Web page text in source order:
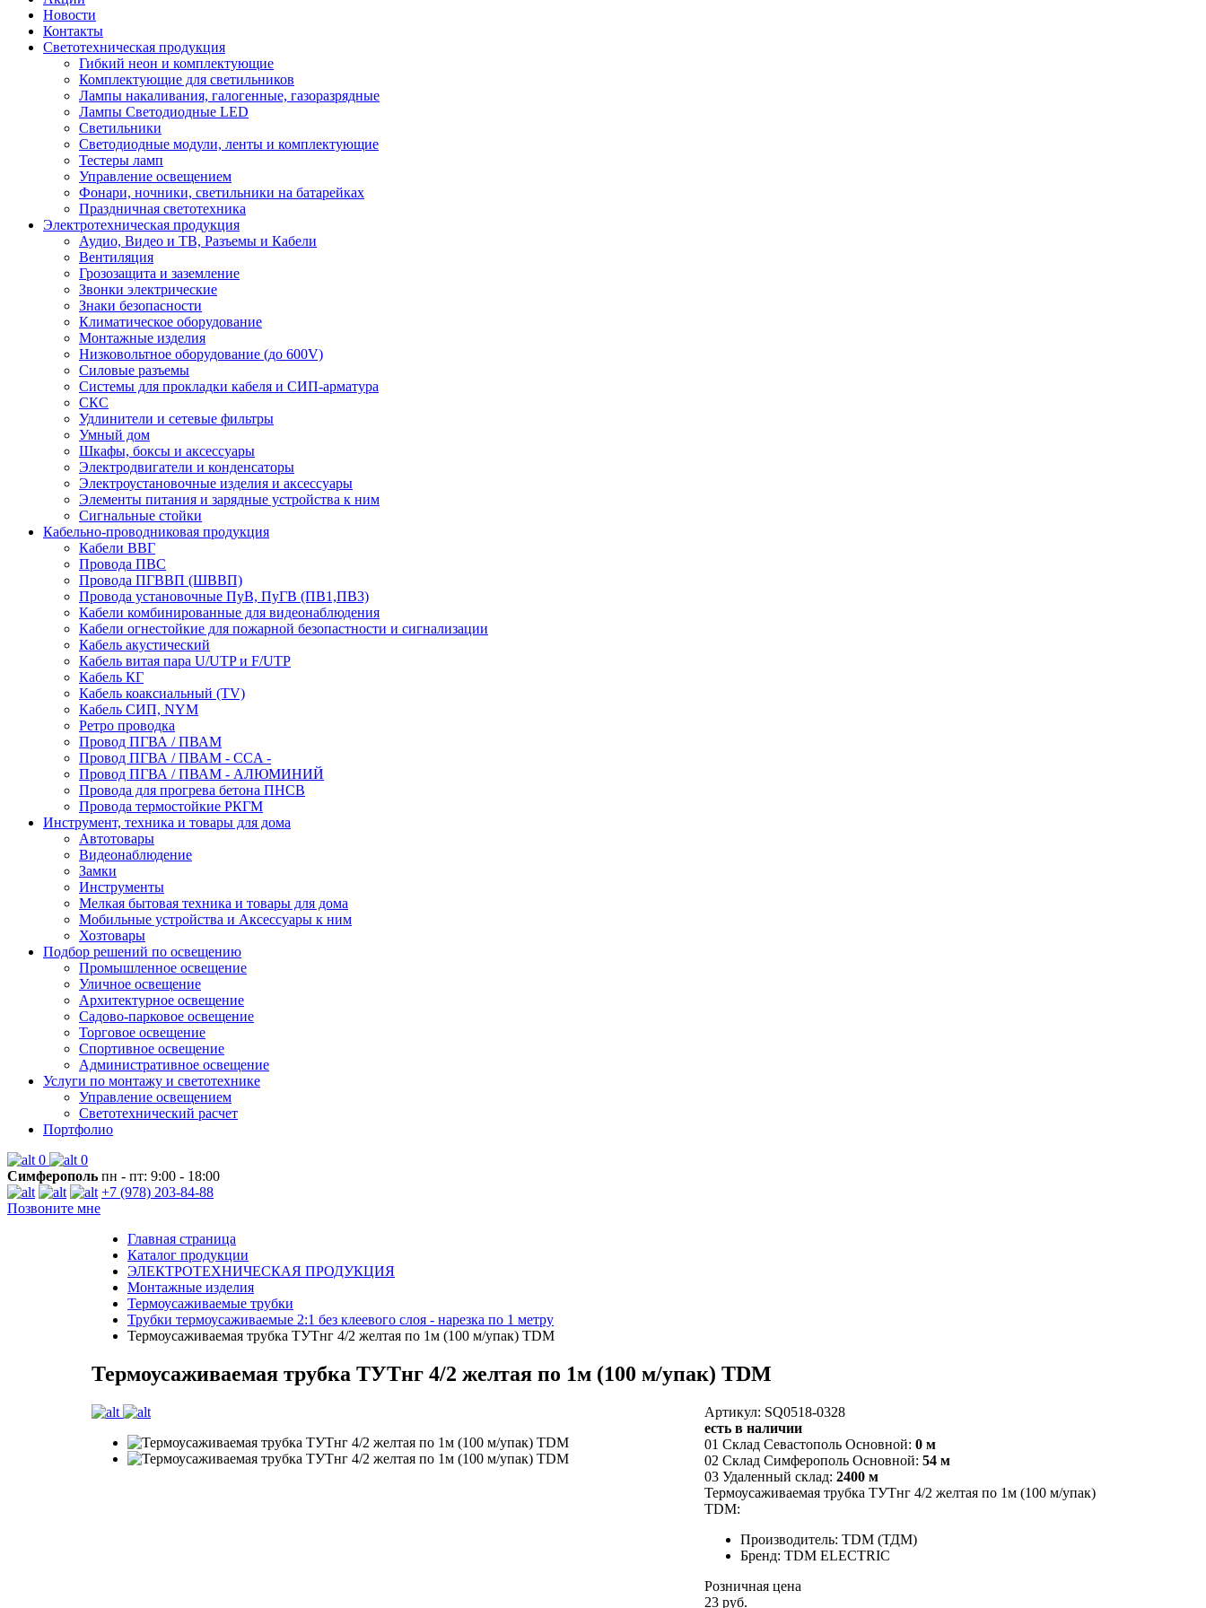
Новости
Контакты
Светотехническая продукция
Гибкий неон и комплектующие
Комплектующие для светильников
Лампы накаливания, галогенные, газоразрядные
Лампы Светодиодные LED
Светильники
Светодиодные модули, ленты и комплектующие
Тестеры ламп
Управление освещением
Фонари, ночники, светильники на батарейках
Праздничная светотехника
Электротехническая продукция
Аудио, Видео и ТВ, Разъемы и Кабели
Вентиляция
Грозозащита и заземление
Звонки электрические
Знаки безопасности
Климатическое оборудование
Монтажные изделия
Низковольтное оборудование (до 600V)
Силовые разъемы
Системы для прокладки кабеля и СИП-арматура
СКС
Удлинители и сетевые фильтры
Умный дом
Шкафы, боксы и аксессуары
Электродвигатели и конденсаторы
Электроустановочные изделия и аксессуары
Элементы питания и зарядные устройства к ним
Сигнальные стойки
Кабельно-проводниковая продукция
Кабели ВВГ
Провода ПВС
Провода ПГВВП (ШВВП)
Провода установочные ПуВ, ПуГВ (ПВ1,ПВ3)
Кабели комбинированные для видеонаблюдения
Кабели огнестойкие для пожарной безопастности и сигнализации
Кабель акустический
Кабель витая пара U/UTP и F/UTP
Кабель КГ
Кабель коаксиальный (TV)
Кабель СИП, NYM
Ретро проводка
Провод ПГВА / ПВАМ
Провод ПГВА / ПВАМ - CCA -
Провод ПГВА / ПВАМ - АЛЮМИНИЙ
Провода для прогрева бетона ПНСВ
Провода термостойкие РКГМ
Инструмент, техника и товары для дома
Автотовары
Видеонаблюдение
Замки
Инструменты
Мелкая бытовая техника и товары для дома
Мобильные устройства и Аксессуары к ним
Хозтовары
Подбор решений по освещению
Промышленное освещение
Уличное освещение
Архитектурное освещение
Садово-парковое освещение
Торговое освещение
Спортивное освещение
Административное освещение
Услуги по монтажу и светотехнике
Управление освещением
Светотехнический расчет
Портфолио
0
0
Симферополь пн - пт: 9:00 - 18:00
+7 (978) 203-84-88
Позвоните мне
Главная страница
Каталог продукции
ЭЛЕКТРОТЕХНИЧЕСКАЯ ПРОДУКЦИЯ
Монтажные изделия
Термоусаживаемые трубки
Трубки термоусаживаемые 2:1 без клеевого слоя - нарезка по 1 метру
Термоусаживаемая трубка ТУТнг 4/2 желтая по 1м (100 м/упак) TDM
Термоусаживаемая трубка ТУТнг 4/2 желтая по 1м (100 м/упак) TDM
Артикул: SQ0518-0328
есть в наличии
01 Склад Севастополь Основной: 0 м
02 Склад Симферополь Основной: 54 м
03 Удаленный склад: 2400 м
Термоусаживаемая трубка ТУТнг 4/2 желтая по 1м (100 м/упак)
TDM:
Производитель: TDM (ТДМ)
Бренд: TDM ELECTRIC
Розничная цена
23 руб.